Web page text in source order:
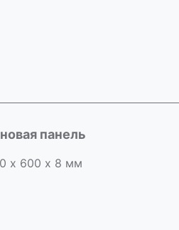
панель
х 600 х 8 мм